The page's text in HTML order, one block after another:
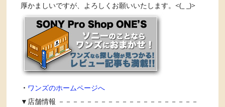
厚かましいですが、よろしくお願いいたします。<(_ _)>
・ ワンズのホームページへ
▼店舗情報 －－－－－－－－－－－－－－－－－－－－